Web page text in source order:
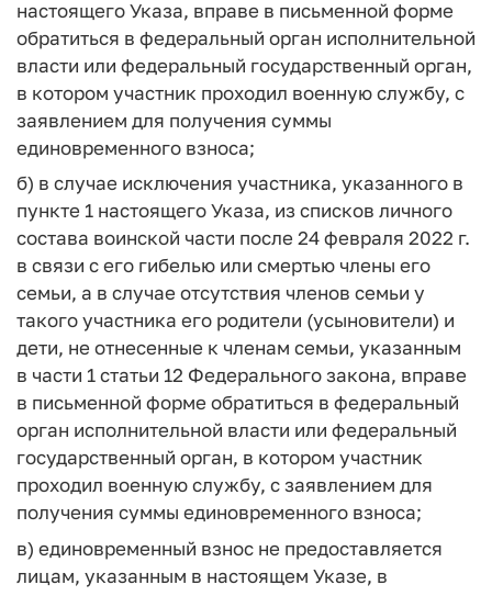
настоящего Указа, вправе в письменной форме
обратиться в федеральный орган исполнительной
власти или федеральный государственный орган,
в котором участник проходил военную службу, с
заявлением для получения суммы
единовременного взноса;
б) в случае исключения участника, указанного в
пункте 1 настоящего Указа, из списков личного
состава воинской части после 24 февраля 2022 г.
в связи с его гибелью или смертью члены его
семьи, а в случае отсутствия членов семьи у
такого участника его родители (усыновители) и
дети, не отнесенные к членам семьи, указанным
в части 1 статьи 12 Федерального закона, вправе
в письменной форме обратиться в федеральный
орган исполнительной власти или федеральный
государственный орган, в котором участник
проходил военную службу, с заявлением для
получения суммы единовременного взноса;
в) единовременный взнос не предоставляется
лицам, указанным в настоящем Указе, в